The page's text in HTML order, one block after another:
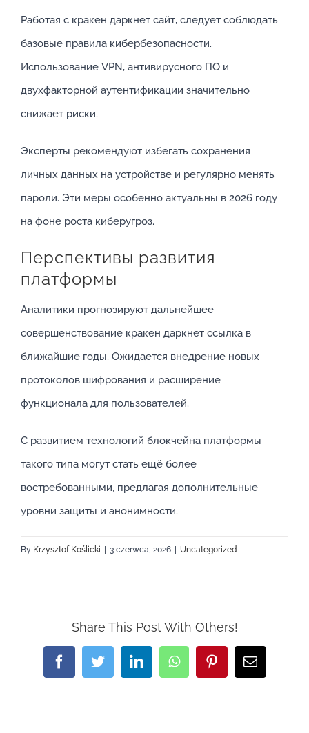
Работая с кракен даркнет сайт, следует соблюдать
базовые правила кибербезопасности.
Использование VPN, антивирусного ПО и
двухфакторной аутентификации значительно
снижает риски.
Эксперты рекомендуют избегать сохранения
личных данных на устройстве и регулярно менять
пароли. Эти меры особенно актуальны в 2026 году
на фоне роста киберугроз.
Перспективы развития
платформы
Аналитики прогнозируют дальнейшее
совершенствование кракен даркнет ссылка в
ближайшие годы. Ожидается внедрение новых
протоколов шифрования и расширение
функционала для пользователей.
С развитием технологий блокчейна платформы
такого типа могут стать ещё более
востребованными, предлагая дополнительные
уровни защиты и анонимности.
By Krzysztof Koślicki 3 czerwca, 2026 Uncategorized
Share This Post With Others!
FacebookTwitterLinkedInWhatsAppPinterestEmail